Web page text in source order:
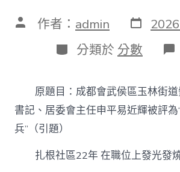
文 作者： admin 發
表
日
期
分
類
分類於 分數
原題目：成都會武侯區玉林街
書記、居委會主任申平易近輝被評
兵”（引題）
扎根社區22年 在職位上發光發